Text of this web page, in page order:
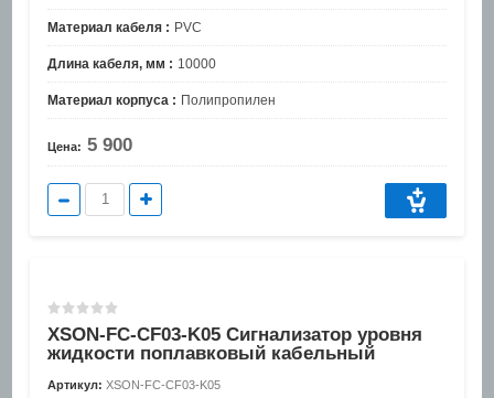
Материал кабеля : PVC
Длина кабеля, мм : 10000
Материал корпуса : Полипропилен
Цена: 5 900
XSON-FC-CF03-K05 Сигнализатор уровня
жидкости поплавковый кабельный
Артикул: XSON-FC-CF03-K05